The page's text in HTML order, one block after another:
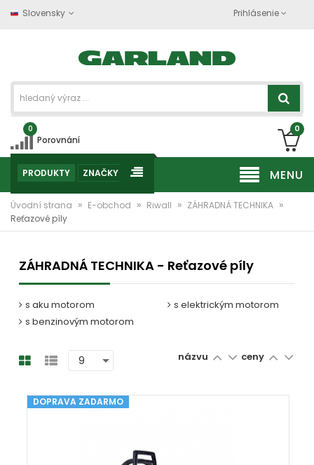
Slovensky Prihlásenie
0
Porovnání
0
MENU
PRODUKTY ZNAČKY
Úvodní strana » E-obchod » Riwall » ZÁHRADNÁ TECHNIKA »
Reťazové píly
ZÁHRADNÁ TECHNIKA - Reťazové píly
s aku motorom
s benzinovým motorom
s elektrickým motorom
názvu ceny
DOPRAVA ZADARMO